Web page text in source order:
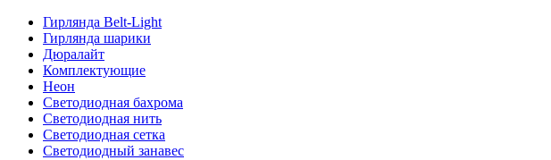
Гирлянда Belt-Light
Гирлянда шарики
Дюралайт
Комплектующие
Неон
Светодиодная бахрома
Светодиодная нить
Светодиодная сетка
Светодиодный занавес